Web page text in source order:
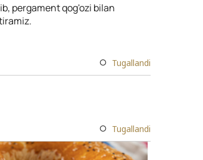
pergament qog'ozi bilan
Tugallandi
Tugallandi